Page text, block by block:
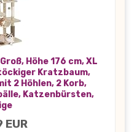
Höhe 176 cm, XL
Kratzbaum,
2 Höhlen, 2 Korb,
Katzenbürsten,
EUR